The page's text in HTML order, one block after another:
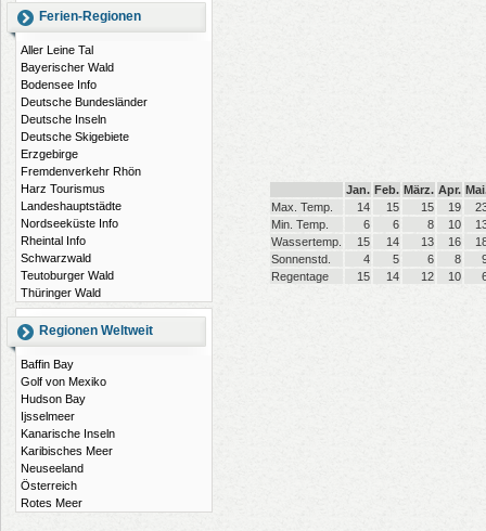
Ferien-Regionen
Aller Leine Tal
Bayerischer Wald
Bodensee Info
Deutsche Bundesländer
Deutsche Inseln
Deutsche Skigebiete
Erzgebirge
Fremdenverkehr Rhön
Harz Tourismus
Landeshauptstädte
Nordseeküste Info
Rheintal Info
Schwarzwald
Teutoburger Wald
Thüringer Wald
Regionen Weltweit
Baffin Bay
Golf von Mexiko
Hudson Bay
Ijsselmeer
Kanarische Inseln
Karibisches Meer
Neuseeland
Österreich
Rotes Meer
Jan. Feb. März. Apr.
Max. Temp.
14 15 15 19
Min. Temp.
6 6 8 10
Wassertemp.
15 14 13 16
Sonnenstd.
4 5 6 8
Regentage
15 14 12 10